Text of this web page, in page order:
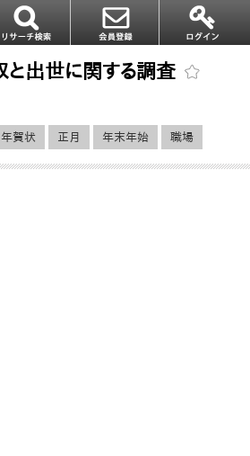
と出世に関する調査
年賀状 正月 年末年始 職場